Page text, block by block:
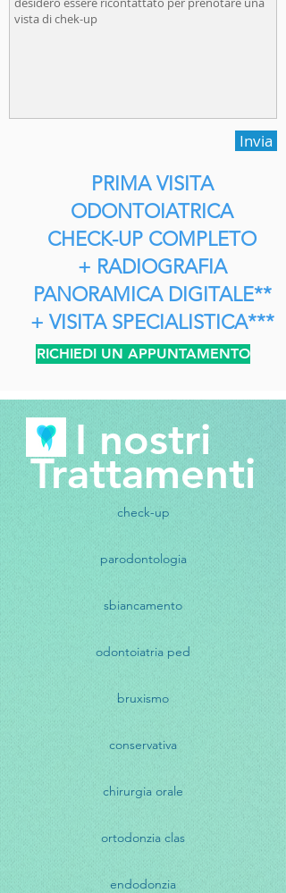
Invia
PRIMA VISITA
ODONTOIATRICA
CHECK-UP COMPLETO
+ RADIOGRAFIA
PANORAMICA DIGITALE**
+ VISITA SPECIALISTICA***
RICHIEDI UN APPUNTAMENTO
I nostri
Trattamenti
check-up
parodontologia
sbiancamento
odontoiatria ped
bruxismo
conservativa
chirurgia orale
ortodonzia clas
endodonzia